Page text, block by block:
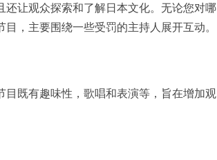
还让观众探索和了解日本文化。无论您对哪
，主要围绕一些受罚的主持人展开互动。
目既有趣味性，歌唱和表演等，旨在增加观